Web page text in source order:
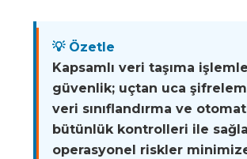
💡 Özetle
Kapsamlı veri taşıma
güvenlik; uçtan uca
veri sınıflandırma ve
bütünlük kontrolleri ile
operasyonel riskler